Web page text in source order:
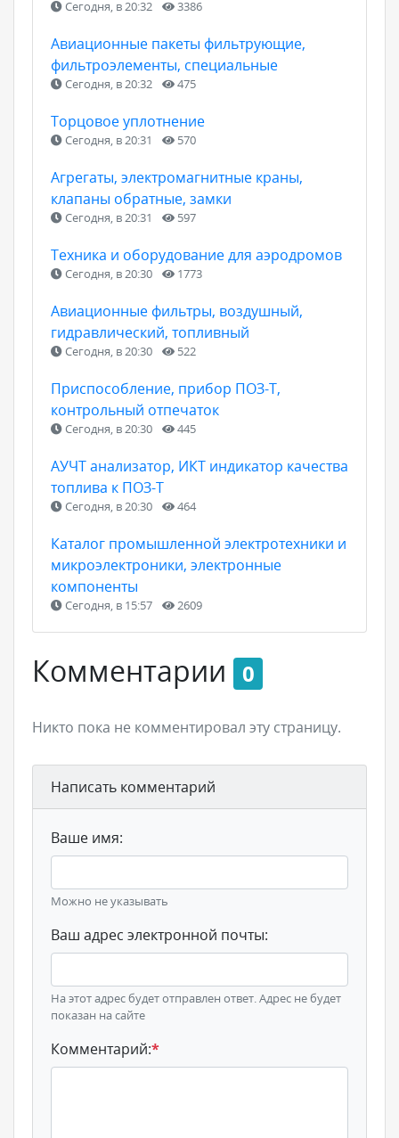
Сегодня, в 20:32 3386
Авиационные пакеты фильтрующие,
фильтроэлементы, специальные
Сегодня, в 20:32 475
Торцовое уплотнение
Сегодня, в 20:31 570
Агрегаты, электромагнитные краны,
клапаны обратные, замки
Сегодня, в 20:31 597
Техника и оборудование для аэродромов
Сегодня, в 20:30 1773
Авиационные фильтры, воздушный,
гидравлический, топливный
Сегодня, в 20:30 522
Приспособление, прибор ПОЗ-Т,
контрольный отпечаток
Сегодня, в 20:30 445
АУЧТ анализатор, ИКТ индикатор качества
топлива к ПОЗ-Т
Сегодня, в 20:30 464
Каталог промышленной электротехники и
микроэлектроники, электронные
компоненты
Сегодня, в 15:57 2609
Комментарии 0
Никто пока не комментировал эту страницу.
Написать комментарий
Ваше имя:
Можно не указывать
Ваш адрес электронной почты:
На этот адрес будет отправлен ответ. Адрес не будет
показан на сайте
Комментарий:*